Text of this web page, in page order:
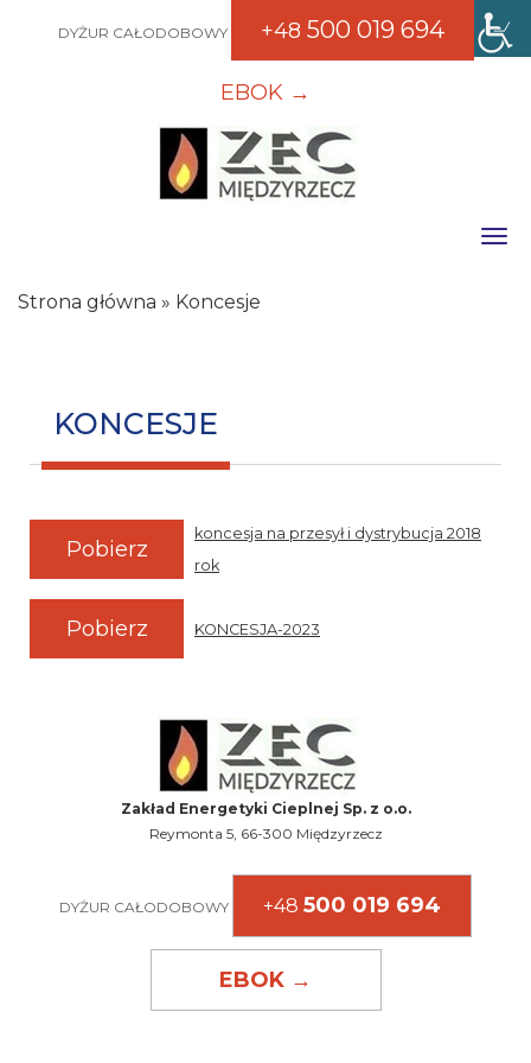
DYŻUR CAŁODOBOWY +48 500 019 694
EBOK →
Strona główna » Koncesje
KONCESJE
koncesja na przesył i dystrybucja 2018
rok
Pobierz
KONCESJA-2023
Pobierz
Zakład Energetyki Cieplnej Sp. z o.o.
Reymonta 5, 66-300 Międzyrzecz
DYŻUR CAŁODOBOWY +48 500 019 694
EBOK →